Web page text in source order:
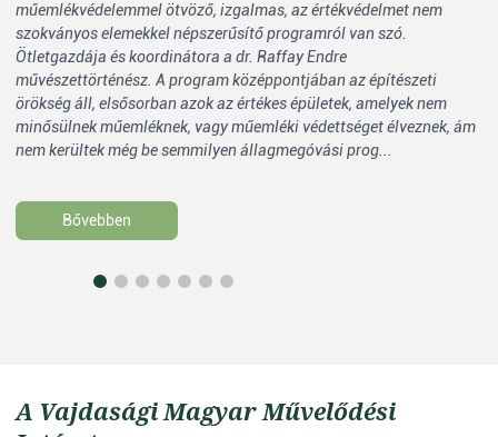
műemlékvédelemmel ötvöző, izgalmas, az értékvédelmet nem
szokványos elemekkel népszerűsítő programról van szó.
Ötletgazdája és koordinátora a dr. Raffay Endre
művészettörténész. A program középpontjában az építészeti
örökség áll, elsősorban azok az értékes épületek, amelyek nem
minősülnek műemléknek, vagy műemléki védettséget élveznek, ám
nem kerültek még be semmilyen állagmegóvási prog...
Bővebben
A Vajdasági Magyar Művelődési